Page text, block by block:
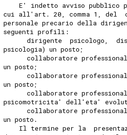
E' indetto avviso pubblico
cui all'art. 20, comma 1, del
personale precario della
seguenti profili:
dirigente  psicologo,
psicologia) un posto;
collaboratore
un posto;
collaboratore
un posto;
collaboratore
psicomotricita' dell'eta'
collaboratore
un posto.
Il termine per la